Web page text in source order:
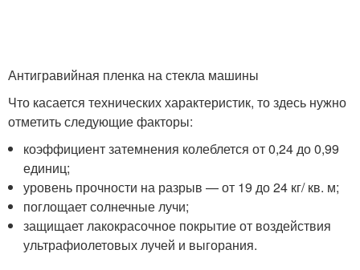
Антигравийная пленка на стекла машины
Что касается технических характеристик, то здесь нужно
отметить следующие факторы:
коэффициент затемнения колеблется от 0,24 до 0,99
единиц;
уровень прочности на разрыв — от 19 до 24 кг/ кв. м;
поглощает солнечные лучи;
защищает лакокрасочное покрытие от воздействия
ультрафиолетовых лучей и выгорания.